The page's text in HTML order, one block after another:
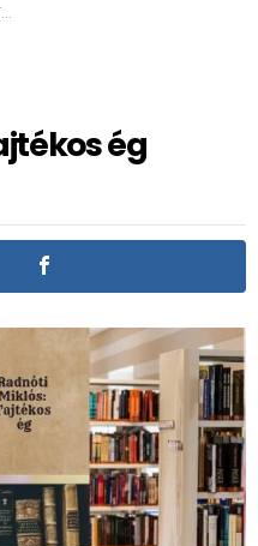
ég